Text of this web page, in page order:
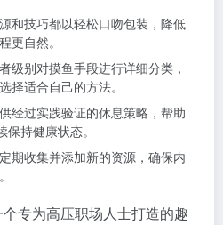
和技巧都以轻松口吻包装，降低
更自然。
级别对摸鱼手段进行详细分类，
择适合自己的方法。
供经过实践验证的休息策略，帮助
持健康状态。
期收集并添加新的资源，确保内
专为高压职场人士打造的趣